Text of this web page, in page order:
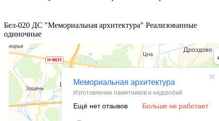
Бел-020 ДС "Мемориальная архитектура" Реализованные
одиночные